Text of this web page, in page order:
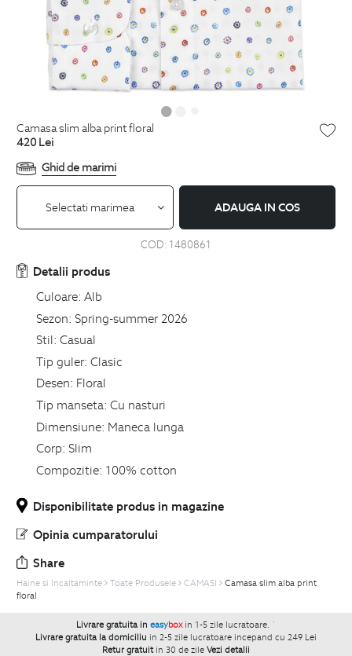
camasa slim alba print floral
420 Lei
Ghid de marimi
Selectati marimea ADAUGA IN COS
COD: 1480861
Detalii produs
Culoare: Alb
Sezon: Spring-summer 2026
Stil: Casual
Tip guler: Clasic
Desen: Floral
Tip manseta: Cu nasturi
Dimensiune: Maneca lunga
Corp: Slim
Compozitie: 100% cotton
Disponibilitate produs in magazine
Opinia cumparatorului
Share
Haine si Incaltaminte Toate Produsele CAMASI
Camasa slim alba print
floral
Livrare gratuita in easybox in 1-5 zile lucratoare. `
Livrare gratuita la domiciliu in 2-5 zile lucratoare incepand cu 249 Lei
Retur gratuit in 30 de zile Vezi detalii